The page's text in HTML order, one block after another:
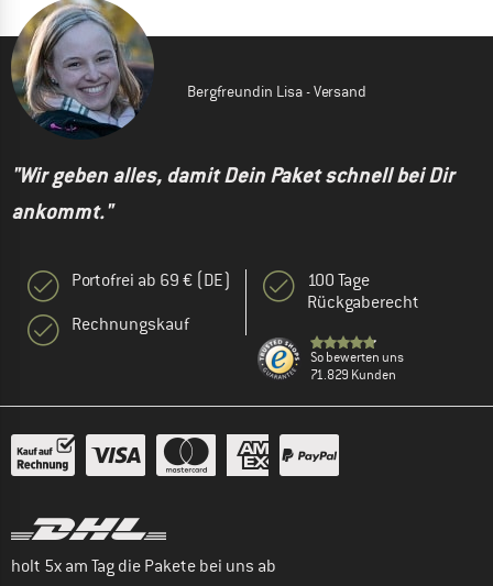
Bergfreundin Lisa - Versand
"Wir geben alles, damit Dein Paket schnell bei Dir
ankommt."
Portofrei ab 69 € (DE)
Rechnungskauf
100 Tage
Rückgaberecht
So bewerten uns
71.829 Kunden
holt 5x am Tag die Pakete bei uns ab